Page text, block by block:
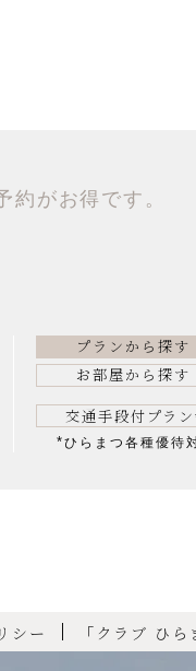
約がお得です。
プランから探す
お部屋から探す
交通手段付プラン
*ひらまつ各種優待
シー 「クラブ ひら